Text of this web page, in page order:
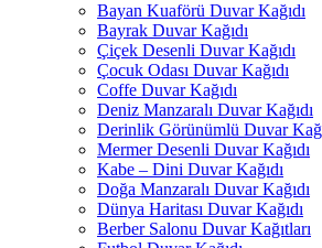
Bayan Kuaförü Duvar Kağıdı
Bayrak Duvar Kağıdı
Çiçek Desenli Duvar Kağıdı
Çocuk Odası Duvar Kağıdı
Coffe Duvar Kağıdı
Deniz Manzaralı Duvar Kağıdı
Derinlik Görünümlü Duvar
Mermer Desenli Duvar Kağıdı
Kabe – Dini Duvar Kağıdı
Doğa Manzaralı Duvar Kağıdı
Dünya Haritası Duvar Kağıdı
Berber Salonu Duvar Kağıtları